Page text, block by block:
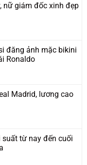
nữ giám đốc xinh đẹp
đăng ảnh mặc bikini
Ronaldo
Madrid, lương cao
từ nay đến cuối